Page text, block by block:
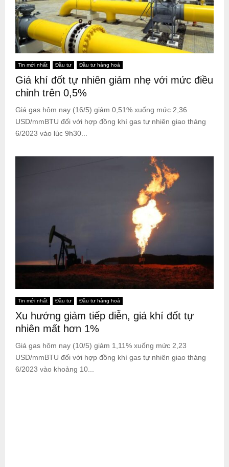
Tin mới nhất Đầu tư Đầu tư hàng hoá
Giá khí đốt tự nhiên giảm nhẹ với mức điều
chỉnh trên 0,5%
Giá gas hôm nay (16/5) giảm 0,51% xuống mức 2,36
USD/mmBTU đối với hợp đồng khí gas tự nhiên giao tháng
6/2023 vào lúc 9h30...
Tin mới nhất Đầu tư Đầu tư hàng hoá
Xu hướng giảm tiếp diễn, giá khí đốt tự
nhiên mất hơn 1%
Giá gas hôm nay (10/5) giảm 1,11% xuống mức 2,23
USD/mmBTU đối với hợp đồng khí gas tự nhiên giao tháng
6/2023 vào khoảng 10...